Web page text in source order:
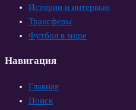
Истории и интервью
Трансферы
Футбол в мире
Навигация
Главная
Поиск